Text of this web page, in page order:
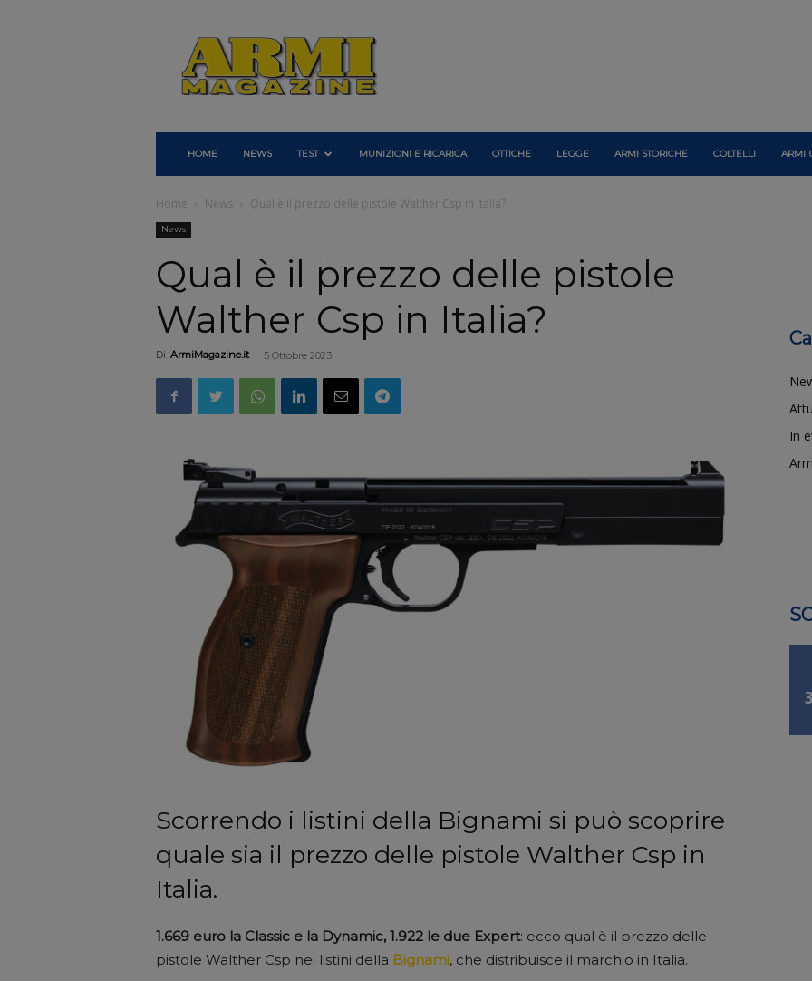
Armi
Magazine
HOME NEWS TEST MUNIZIONI E RICARICA OTTICHE LEGGE ARMI STORICHE COLTELLI ARMI
Home News Qual è il prezzo delle pistole Walther Csp in Italia?
News
Qual è il prezzo delle pistole
Walther Csp in Italia?
Di ArmiMagazine.it - 5 Ottobre 2023
Scorrendo i listini della Bignami si può scoprire
quale sia il prezzo delle pistole Walther Csp in
Italia.
1.669 euro la Classic e la Dynamic, 1.922 le due Expert: ecco qual è il prezzo delle
pistole Walther Csp nei listini della Bignami, che distribuisce il marchio in Italia.
In